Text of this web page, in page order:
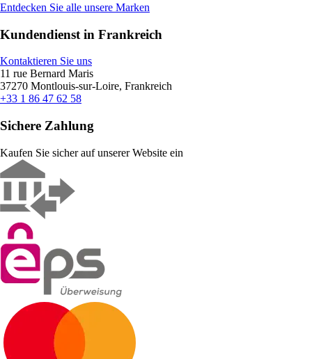
Entdecken Sie alle unsere Marken
Kundendienst in Frankreich
Kontaktieren Sie uns
11 rue Bernard Maris
37270 Montlouis-sur-Loire, Frankreich
+33 1 86 47 62 58
Sichere Zahlung
Kaufen Sie sicher auf unserer Website ein